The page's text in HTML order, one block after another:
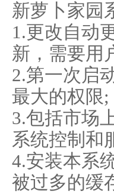
新萝卜家园
1.更改自动
新，需要用
2.第一次启
最大的权限;
3.包括市场
系统控制和
4.安装本系
被过多的缓